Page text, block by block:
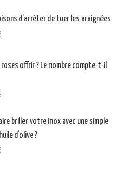
d’arrêter de tuer les araignées
roses offrir ? Le nombre compte-t-il
briller votre inox avec une simple
d’olive ?